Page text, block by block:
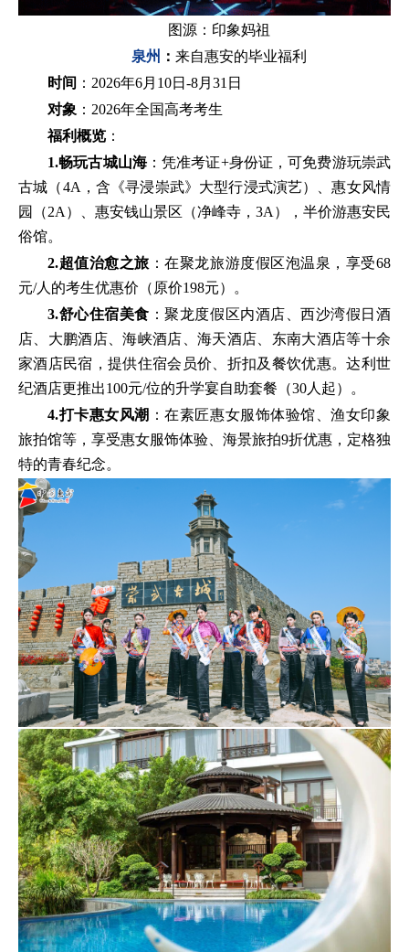
图源：印象妈祖
泉州 ： 来自惠安的毕业福利
时间 ：2026年6月10日-8月31日
对象 ：2026年全国高考考生
福利概览 ：
1.畅玩古城山海：凭准考证+身份证，可免费游玩崇武
古城（4A，含《寻浸崇武》大型行浸式演艺）、惠女风情
园（2A）、惠安钱山景区（净峰寺，3A），半价游惠安民
俗馆。
2.超值治愈之旅 ：在聚龙旅游度假区泡温泉，享受68
元/人的考生优惠价（原价198元）。
3.舒心住宿美食 ：聚龙度假区内酒店、西沙湾假日酒
店、大鹏酒店、海峡酒店、海天酒店、东南大酒店等十余
家酒店民宿，提供住宿会员价、折扣及餐饮优惠。达利世
纪酒店更推出100元/位的升学宴自助套餐（30人起）。
4.打卡惠女风潮 ：在素匠惠女服饰体验馆、渔女印象
旅拍馆等，享受惠女服饰体验、海景旅拍9折优惠，定格独
特的青春纪念。